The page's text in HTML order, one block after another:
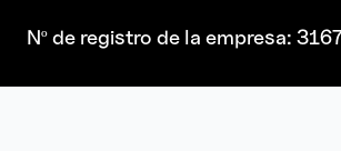
Nº de registro de la empresa: